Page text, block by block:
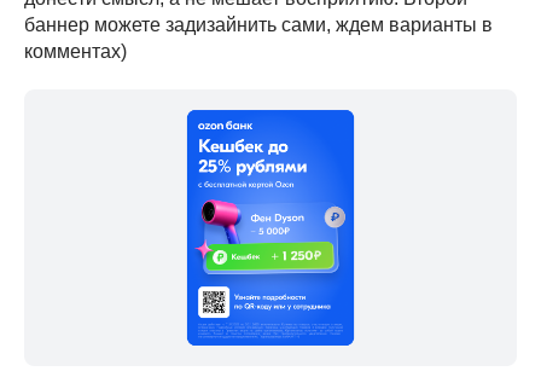
баннер можете задизайнить сами, ждем варианты в
комментах)